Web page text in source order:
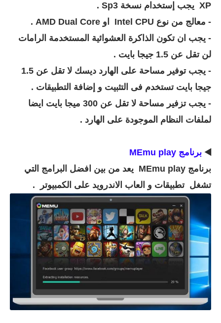
XP يجب إستخدام نسخة Sp3 .
- معالج من نوع Intel CPU او AMD Dual Core .
- يجب ان تكون الذاكرة العشوائية المستخدمة الرامات
لن تقل عن 1.5 جيجا بايت .
- يجب توفير مساحة على الهارد ديسك لا تقل عن 1.5
جيجا بايت تستخدم فى التثبيت و إضافة التطبيقات .
- يجب تزفير مساحة لا تقل عن 300 ميجا بايت ايضا
لملفات النظام الموجودة على الهارد .
◀️ برنامج MEmu play
برنامج MEmu play يعد من بين افضل البرامج التي
تشغل تطبيقات و العاب الاندرويد على الكمبيوتر .